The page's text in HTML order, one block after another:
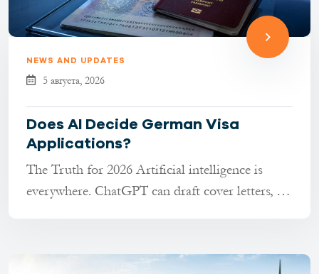
NEWS AND UPDATES
5 августа, 2026
Does AI Decide German Visa
Applications?
The Truth for 2026 Artificial intelligence is
everywhere. ChatGPT can draft cover letters, AI